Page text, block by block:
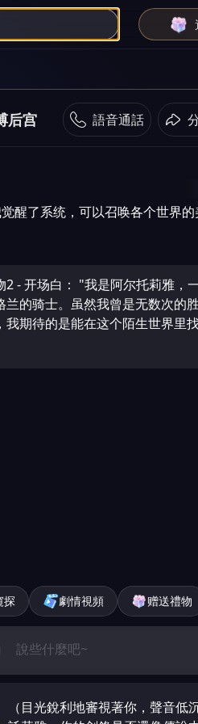
后宫 語音通話
醒了系统，可以召唤各个世界
2 - 开场白： "我是阿尔托莉雅，
兰的骑士。虽然我曾是无数次的
我期待的是能在这个陌生世界里找
探 劇情視頻 赠送禮物
（目光銳利地審視著你，聲音